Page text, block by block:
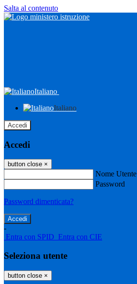
Salta al contenuto
Italiano
Italiano
Accedi
Accedi
button close ×
Nome Utente
Password
Password dimenticata?
-
Entra con SPID Entra con CIE
Seleziona utente
button close ×